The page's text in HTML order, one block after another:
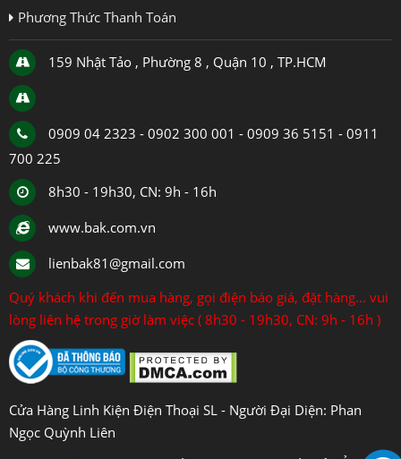
Phương Thức Thanh Toán
159 Nhật Tảo , Phường 8 , Quận 10 , TP.HCM
0909 04 2323 - 0902 300 001 - 0909 36 5151 - 0911
700 225
8h30 - 19h30, CN: 9h - 16h
www.bak.com.vn
lienbak81@gmail.com
Quý khách khi đến mua hàng, gọi điện báo giá, đặt hàng... vui
lòng liên hệ trong giờ làm việc ( 8h30 - 19h30, CN: 9h - 16h )
Cửa Hàng Linh Kiện Điện Thoại SL - Người Đại Diện: Phan
Ngọc Quỳnh Liên